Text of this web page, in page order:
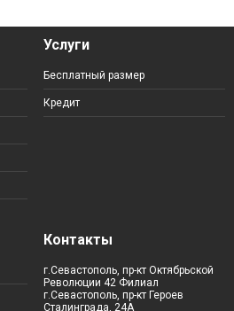
Услуги
Бесплатный размер
Кредит
Контакты
г.Севастополь, пр-кт Октябрьской
Революции 42 Филиал
г.Севастополь, пр-кт Героев
Сталинграда, 24А